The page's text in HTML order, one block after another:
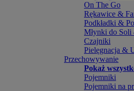
On The Go
Rękawice &
Podkładki &
Młynki do Soli
Czajniki
Pielęgnacja &
Przechowywanie
Pokaż
Pojemniki
Pojemniki na